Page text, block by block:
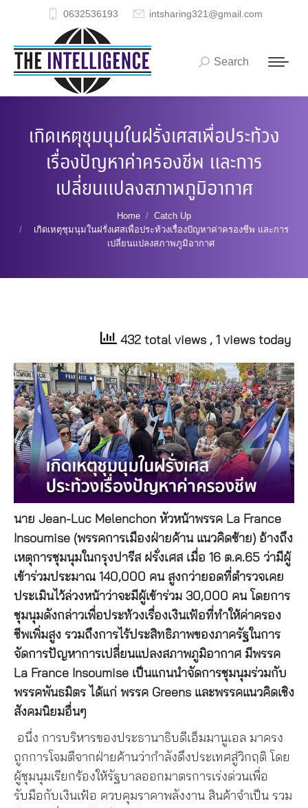
0632536193 intsharing321@gmail.com
Search:
Search
เกิดเหตุชุมนุมในฝรั่งเศสเพื่อประท้วง
เรื่องปัญหาค่าครองชีพ และการ
เปลี่ยนแปลงสภาพภูมิอากาศ
Home
Catch Up
เกิดเหตุชุมนุมในฝรั่งเศสเพื่อประท้วงเรื่องปัญหาค่าครองชีพ และการ
เปลี่ยนแปลงสภาพภูมิอากาศ
432 total views , 1 views today
นาย Jean-Luc Melenchon หัวหน้าพรรค La France
Insoumise (พรรคการเมืองฝ่ายค้าน แนวคิดซ้าย) อ้างถึง
เหตุการชุมนุมในกรุงปารีส ฝรั่งเศส เมื่อ 16 ต.ค.65 ว่ามีผู้
เข้าร่วมประมาณ 140,000 คน สูงกว่ายอดที่ตำรวจเคย
ประเมินไว้ล่วงหน้าว่าจะมีผู้เข้าร่วม 30,000 คน โดยการ
ชุมนุมดังกล่าวเพื่อประท้วงเรื่องเงินเฟ้อที่ทำให้ค่าครอง
ชีพเพิ่มสูง รวมถึงการไร้ประสิทธิภาพของภาครัฐในการ
จัดการปัญหาการเปลี่ยนแปลงสภาพภูมิอากาศ มีพรรค
La France Insoumise เป็นแกนนำจัดการชุมนุมร่วมกับ
พรรคพันธมิตร ได้แก่ พรรค Greens และพรรคแนวคิดเชิง
สังคมนิยมอื่นๆ
อนึ่ง การบริหารของประธานาธิบดีเอ็มมานูเอล มาครง
ถูกการโจมตีจากฝ่ายค้านว่ากำลังดึงประเทศสู่วิกฤติ โดย
ผู้ชุมนุมเรียกร้องให้รัฐบาลออกมาตรการเร่งด่วนเพื่อ
รับมือกับเงินเฟ้อ ควบคุมราคาพลังงาน สินค้าจำเป็น รวม